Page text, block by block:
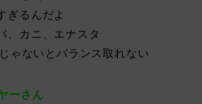
ぎるんだよ
、カニ、エナスタ
ゃないとバランス取れない
ーさん